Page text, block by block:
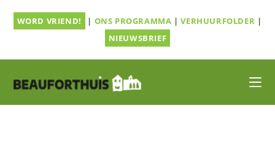
naarWORD VRIEND! | ONS PROGRAMMA |VERHUURFOLDER |
NIEUWSBRIEF